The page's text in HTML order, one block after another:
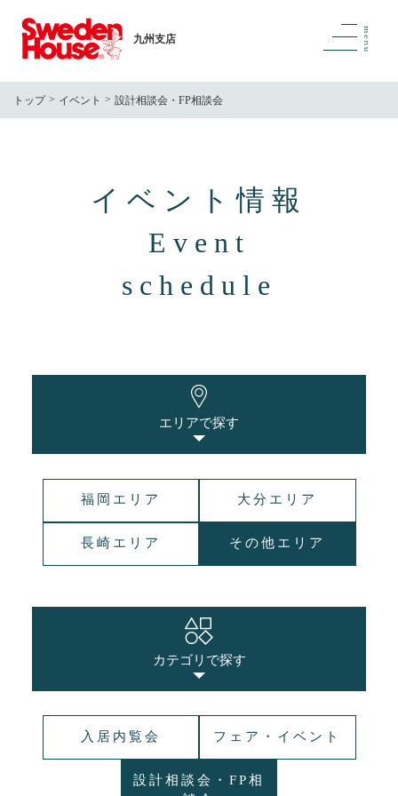
九州支店
トップ イベント 設計相談会・FP相談会
イベント情報
Event
schedule
エリアで探す
福岡エリア 大分エリア
長崎エリア その他エリア
カテゴリで探す
入居内覧会 フェア・イベント
設計相談会・FP相